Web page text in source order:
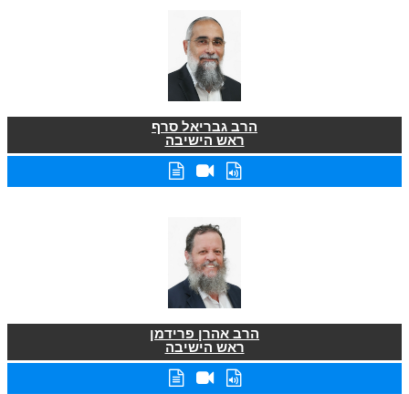
הרב גבריאל סרף
ראש הישיבה
הרב אהרן פרידמן
ראש הישיבה